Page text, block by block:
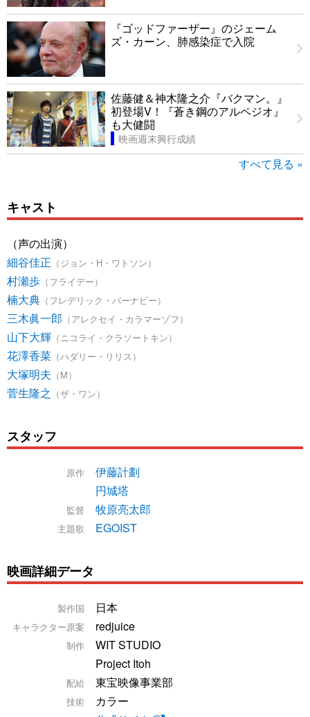
『ゴッドファーザー』のジェーム
ズ・カーン、肺感染症で入院
佐藤健＆神木隆之介『バクマン。』
初登場V！『蒼き鋼のアルペジオ』
も大健闘
映画週末興行成績
すべて見る »
キャスト
（声の出演）
細谷佳正 （ジョン・H・ワトソン）
村瀬歩 （フライデー）
楠大典 （フレデリック・バーナビー）
三木眞一郎 （アレクセイ・カラマーゾフ）
山下大輝 （ニコライ・クラソートキン）
花澤香菜 （ハダリー・リリス）
大塚明夫 （M）
菅生隆之 （ザ・ワン）
スタッフ
原作
伊藤計劃
円城塔
監督 牧原亮太郎
主題歌 EGOIST
映画詳細データ
製作国 日本
キャラクター原案 redjuice
制作
WIT STUDIO
Project Itoh
配給 東宝映像事業部
技術 カラー